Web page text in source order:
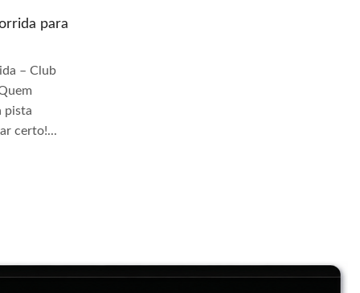
para
– Club
pista
certo!...